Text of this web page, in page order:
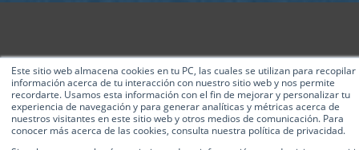
Este sitio web almacena cookies en tu PC, las cuales se utilizan para recopilar
información acerca de tu interacción con nuestro sitio web y nos permite
recordarte. Usamos esta información con el fin de mejorar y personalizar tu
experiencia de navegación y para generar analíticas y métricas acerca de
nuestros visitantes en este sitio web y otros medios de comunicación. Para
conocer más acerca de las cookies, consulta nuestra política de privacidad.